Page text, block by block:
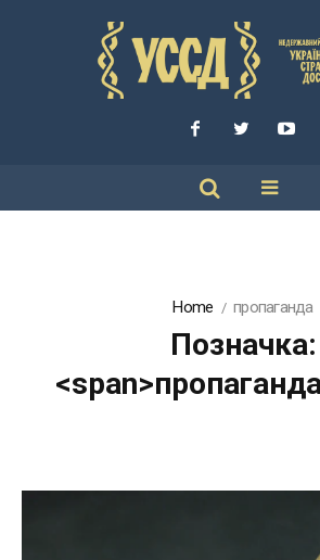
Home пропаганда
Позначка: